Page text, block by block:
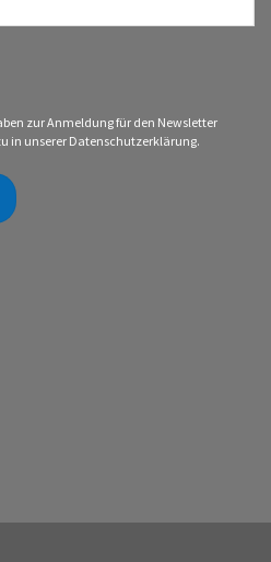
zur Anmeldung für den Newsletter
in unsererDatenschutzerklärung.